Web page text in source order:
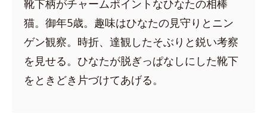
靴下柄がチャームポイントなひなたの相棒
猫。御年5歳。趣味はひなたの見守りとニン
ゲン観察。時折、達観したそぶりと鋭い考察
を見せる。ひなたが脱ぎっぱなしにした靴下
をときどき片づけてあげる。